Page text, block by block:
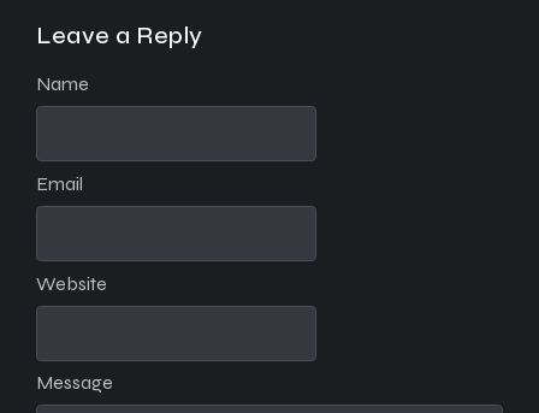
Leave a Reply
Message
Name
Email
Website